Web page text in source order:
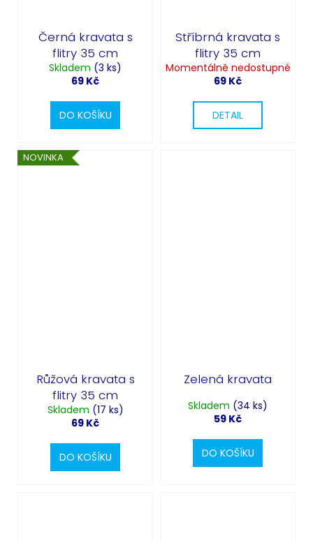
Černá kravata s
flitry 35 cm
Skladem (3 ks)
69 Kč
DO KOŠÍKU
Stříbrná kravata s
flitry 35 cm
Momentálně nedostupné
69 Kč
DETAIL
NOVINKA
Růžová kravata s
flitry 35 cm
Skladem (17 ks)
69 Kč
DO KOŠÍKU
Zelená kravata
Skladem (34 ks)
59 Kč
DO KOŠÍKU